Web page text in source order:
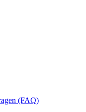
(FAQ)